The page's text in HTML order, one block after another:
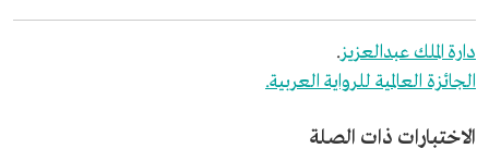
دارة الملك عبدالعزيز.
الجائزة العالمية للرواية العربية.
الاختبارات ذات الصلة